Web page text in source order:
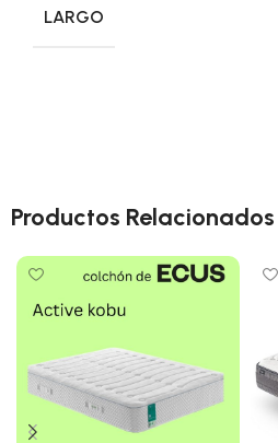
LARGO
Productos Relacionados